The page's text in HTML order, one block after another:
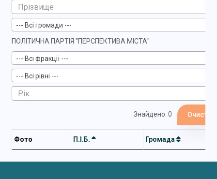
--- Всі громади ---
ПОЛІТИЧНА ПАРТІЯ "ПЕРСПЕКТИВА МІСТА"
--- Всі фракції ---
--- Всі рівні ---
Знайдено: 0
Фото П.І.Б. Громада